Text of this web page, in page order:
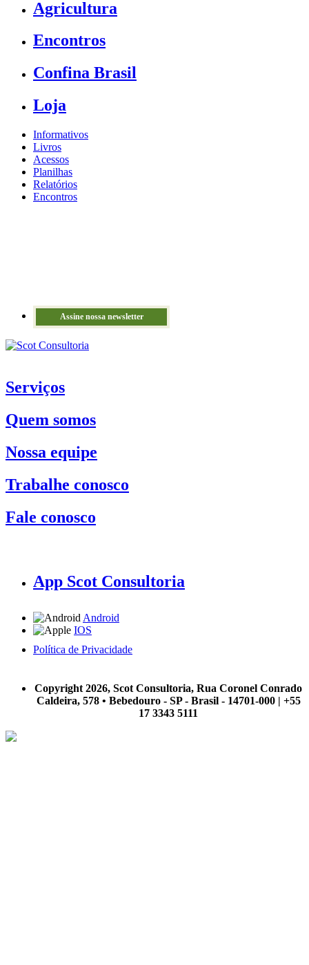
Agricultura
Encontros
Confina Brasil
Loja
Informativos
Livros
Acessos
Planilhas
Relatórios
Encontros
Assine nossa newsletter
Serviços
Quem somos
Nossa equipe
Trabalhe conosco
Fale conosco
App Scot Consultoria
Android
IOS
Política de Privacidade
Copyright 2026, Scot Consultoria, Rua Coronel Conrado
Caldeira, 578 • Bebedouro - SP - Brasil - 14701-000 | +55
17 3343 5111